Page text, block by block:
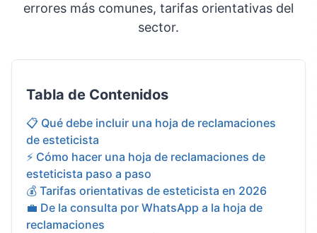
errores más comunes, tarifas orientativas del
sector.
Tabla de Contenidos
📋 Qué debe incluir una hoja de reclamaciones
de esteticista
⚡ Cómo hacer una hoja de reclamaciones de
esteticista paso a paso
💰 Tarifas orientativas de esteticista en 2026
💼 De la consulta por WhatsApp a la hoja de
reclamaciones